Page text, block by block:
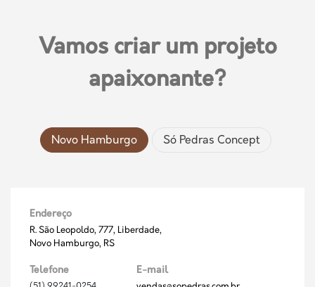
Vamos criar um projeto
apaixonante?
Novo Hamburgo Só Pedras Concept
Endereço
R. São Leopoldo, 777, Liberdade,
Novo Hamburgo, RS
Telefone
E-mail